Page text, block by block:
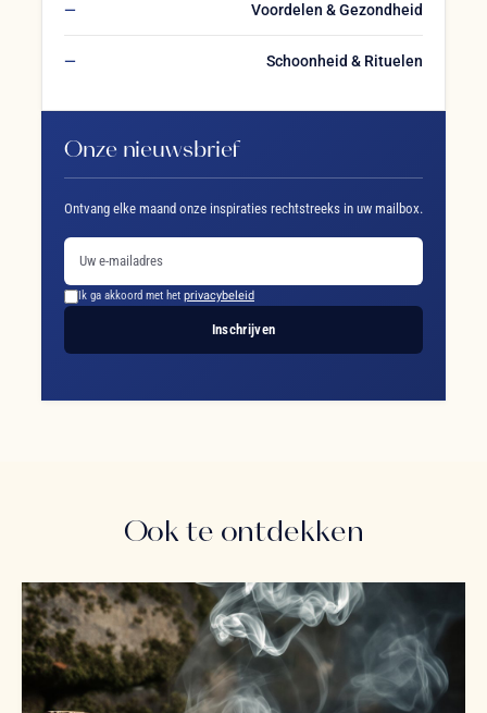
Voordelen & Gezondheid
Schoonheid & Rituelen
Onze nieuwsbrief
Ontvang elke maand onze inspiraties rechtstreeks in uw mailbox.
Ik ga akkoord met het privacybeleid
Inschrijven
Ook te ontdekken